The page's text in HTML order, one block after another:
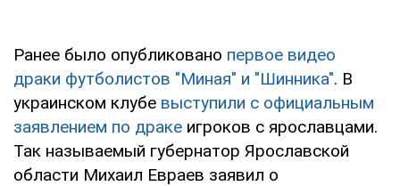
Ранее было опубликовано первое видео
драки футболистов "Миная" и "Шинника". В
украинском клубе выступили с официальным
заявлением по драке игроков с ярославцами.
Так называемый губернатор Ярославской
области Михаил Евраев заявил о